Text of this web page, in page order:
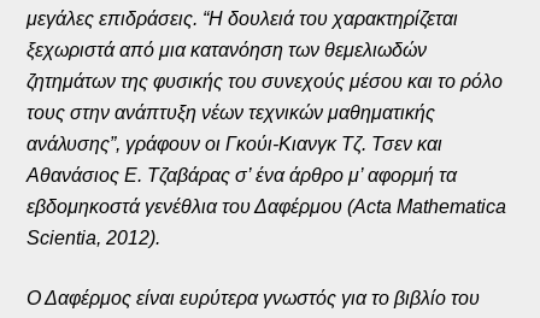
μεγάλες επιδράσεις. “Η δουλειά του χαρακτηρίζεται
ξεχωριστά από μια κατανόηση των θεμελιωδών
ζητημάτων της φυσικής του συνεχούς μέσου και το ρόλο
τους στην ανάπτυξη νέων τεχνικών μαθηματικής
ανάλυσης”, γράφουν οι Γκούι-Κιανγκ Τζ. Τσεν και
Αθανάσιος Ε. Τζαβάρας σ’ ένα άρθρο μ’ αφορμή τα
εβδομηκοστά γενέθλια του Δαφέρμου (Acta Mathematica
Scientia, 2012).
Ο Δαφέρμος είναι ευρύτερα γνωστός για το βιβλίο του